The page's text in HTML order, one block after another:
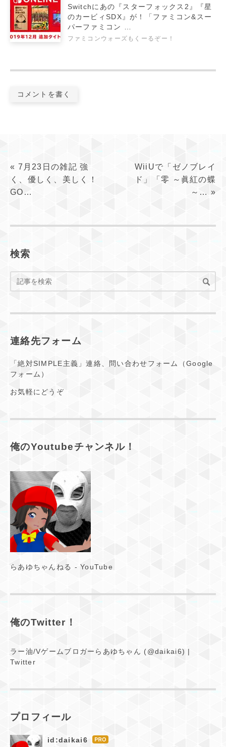
Switchにあの『スターフォックス2』『星
のカービィSDX』が！「ファミコン&スー
パーファミコン …
ファミコンウォーズもくーるぞー！
コメントを書く
« 7月23日の雑記 強
く、優しく、美しく！
GO…
WiiUで「ゼノブレイ
ド」「零 ～眞紅の蝶
～… »
検索
連絡先フォーム
「絶対SIMPLE主義」連絡、問い合わせフォーム（Google
フォーム）
お気軽にどうぞ
俺のYoutubeチャンネル！
らあゆちゃんねる - YouTube
俺のTwitter！
ラー油/Vゲームブロガーらあゆちゃん (@daikai6) |
Twitter
プロフィール
id:daikai6
はて